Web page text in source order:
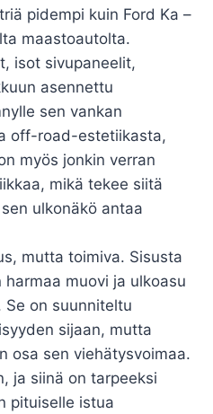
pidempi kuin Ford Ka –
maastoautolta.
isot sivupaneelit,
asennettu
sen vankan
off-road-estetiikasta,
myös jonkin verran
mikä tekee siitä
ulkonäkö antaa
mutta toimiva. Sisusta
muovi ja ulkoasu
on suunniteltu
sijaan, mutta
osa sen viehätysvoimaa.
ja siinä on tarpeeksi
pituiselle istua